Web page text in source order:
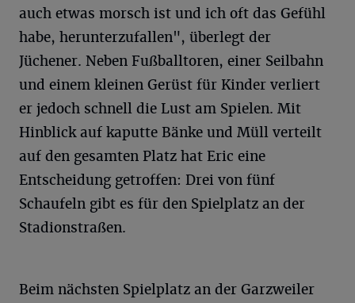
auch etwas morsch ist und ich oft das Gefühl
habe, herunterzufallen", überlegt der
Jüchener. Neben Fußballtoren, einer Seilbahn
und einem kleinen Gerüst für Kinder verliert
er jedoch schnell die Lust am Spielen. Mit
Hinblick auf kaputte Bänke und Müll verteilt
auf den gesamten Platz hat Eric eine
Entscheidung getroffen: Drei von fünf
Schaufeln gibt es für den Spielplatz an der
Stadionstraßen.
Beim nächsten Spielplatz an der Garzweiler